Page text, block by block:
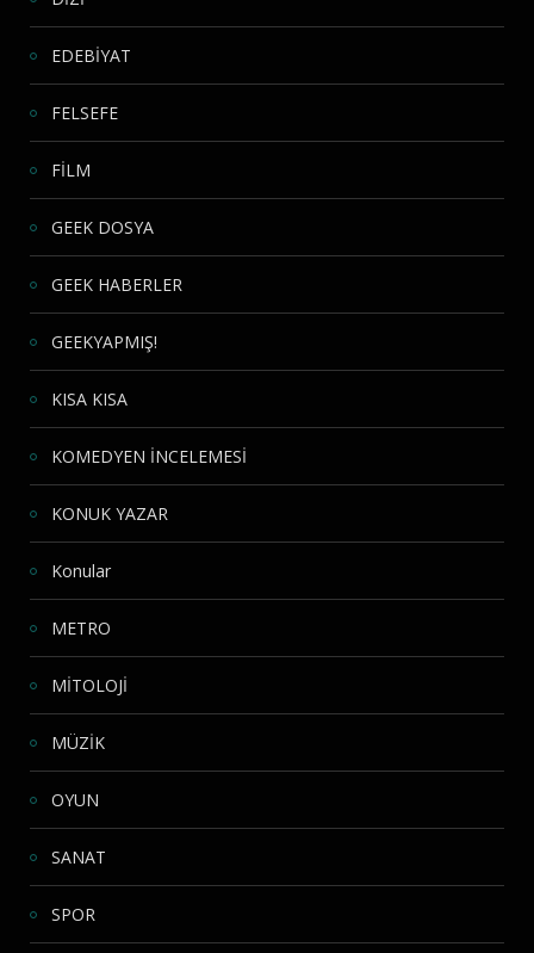
EDEBİYAT
FELSEFE
FİLM
GEEK DOSYA
GEEK HABERLER
GEEKYAPMIŞ!
KISA KISA
KOMEDYEN İNCELEMESİ
KONUK YAZAR
Konular
METRO
MİTOLOJİ
MÜZİK
OYUN
SANAT
SPOR